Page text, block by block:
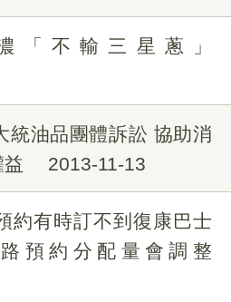
「不輸三星蔥」
統油品團體訴訟 協助消
益
2013-11-13
約有時訂不到復康巴士
預約分配量會調整